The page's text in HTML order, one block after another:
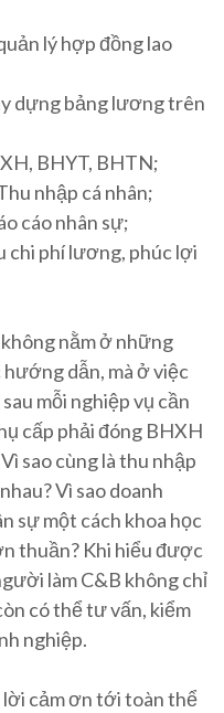
lý hợp đồng lao
dựng bảng lương trên
BHYT, BHTN;
nhập cá nhân;
cáo nhân sự;
chi phí lương, phúc lợi
nằm ở những
dẫn, mà ở việc
mỗi nghiệp vụ cần
cấp phải đóng BHXH
sao cùng là thu nhập
Vì sao doanh
sự một cách khoa học
thuần? Khi hiểu được
làm C&B không chỉ
có thể tư vấn, kiểm
nghiệp.
lời cảm ơn tới toàn thể